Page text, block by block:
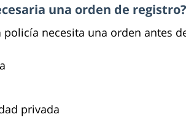
una orden de registro?
policía necesita una orden antes
privada